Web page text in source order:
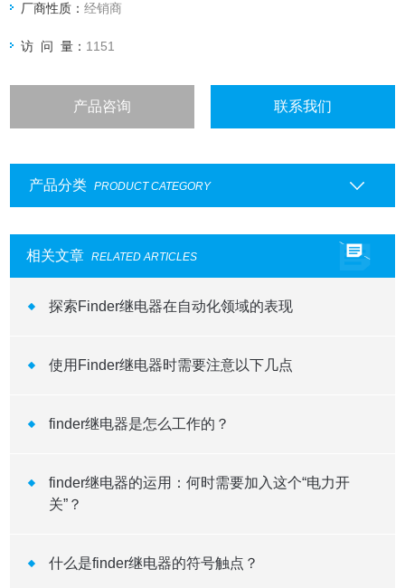
厂商性质：经销商
访 问 量： 1151
产品咨询 联系我们
产品分类 PRODUCT CATEGORY
相关文章 RELATED ARTICLES
探索Finder继电器在自动化领域的表现
使用Finder继电器时需要注意以下几点
finder继电器是怎么工作的？
finder继电器的运用：何时需要加入这个“电力开
关”？
什么是finder继电器的符号触点？